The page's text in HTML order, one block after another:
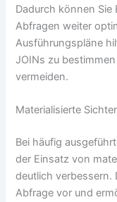
Dadurch können
Abfragen weiter
Ausführungspläne
JOINs zu
vermeiden.
Materialisierte
Bei häufig
der Einsatz von
deutlich verbessern.
Abfrage vor und